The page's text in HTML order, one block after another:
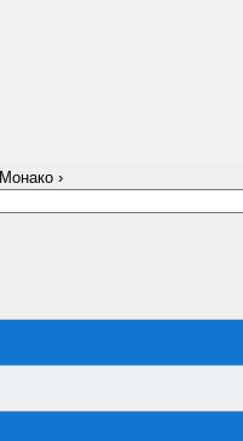
Монако ›